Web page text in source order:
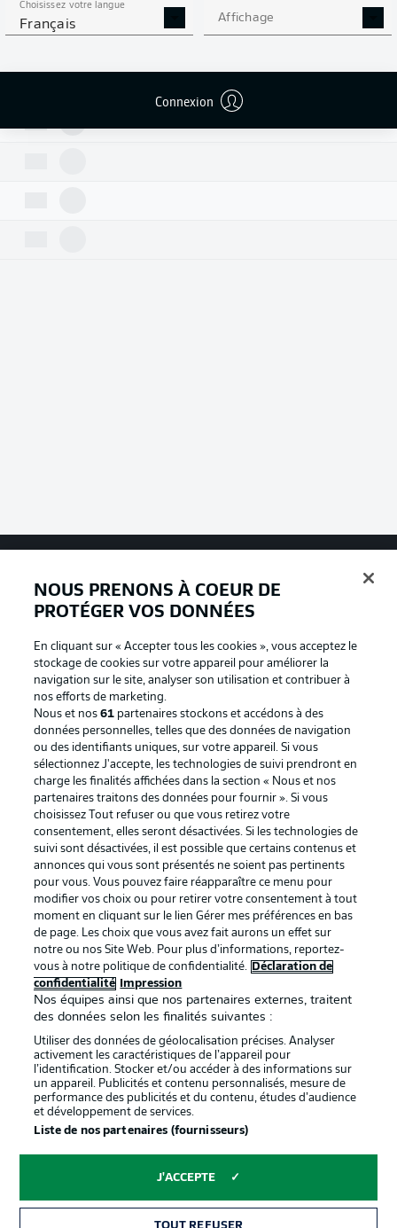
Choisissez votre langue
Français Affichage
Connexion
Football as it's meant to be
BUNDESLIGA APP
Proposé par
La publicité
services
Mentions Légales Gérer mes préférences
Déclaration de
confidentialité
Diffuseurs
Travaux Contact
Impression Joueurs
NOUS PRENONS À COEUR DE
PROTÉGER VOS DONNÉES
En cliquant sur « Accepter tous les cookies », vous acceptez le
stockage de cookies sur votre appareil pour améliorer la
navigation sur le site, analyser son utilisation et contribuer à
nos efforts de marketing.
Nous et nos61 partenaires stockons et accédons à des
données personnelles, telles que des données de navigation
ou des identifiants uniques, sur votre appareil. Si vous
sélectionnez J'accepte, les technologies de suivi prendront en
charge les finalités affichées dans la section « Nous et nos
partenaires traitons des données pour fournir ». Si vous
choisissez Tout refuser ou que vous retirez votre
consentement, elles seront désactivées. Si les technologies de
suivi sont désactivées, il est possible que certains contenus et
annonces qui vous sont présentés ne soient pas pertinents
pour vous. Vous pouvez faire réapparaître ce menu pour
modifier vos choix ou pour retirer votre consentement à tout
moment en cliquant sur le lien Gérer mes préférences en bas
de page. Les choix que vous avez fait aurons un effet sur
notre ou nos Site Web. Pour plus d’informations, reportez-
vous à notre politique de confidentialité.
Déclaration de
confidentialité
Impression
Nos équipes ainsi que nos partenaires externes, traitent
des données selon les finalités suivantes :
Utiliser des données de géolocalisation précises. Analyser
activement les caractéristiques de l’appareil pour
l’identification. Stocker et/ou accéder à des informations sur
un appareil. Publicités et contenu personnalisés, mesure de
performance des publicités et du contenu, études d’audience
et développement de services.
Liste de nos partenaires (fournisseurs)
J'ACCEPTE